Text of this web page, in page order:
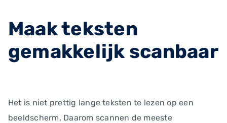
Maak teksten
gemakkelijk scanbaar
Het is niet prettig lange teksten te lezen op een
beeldscherm. Daarom scannen de meeste